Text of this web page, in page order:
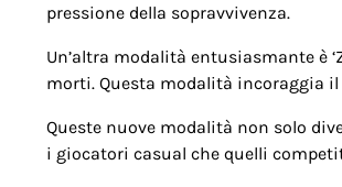
pressione della sopravvivenza.
Un’altra modalità entusiasmante è
morti. Questa modalità incoraggia
Queste nuove modalità non solo
i giocatori casual che quelli